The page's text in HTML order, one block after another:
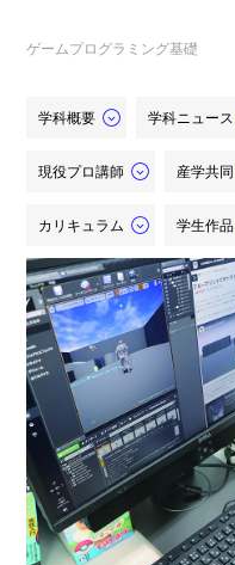
ゲームプログラミング基礎
学科概要 学科ニュース
現役プロ講師 産学共同
カリキュラム 学生作品